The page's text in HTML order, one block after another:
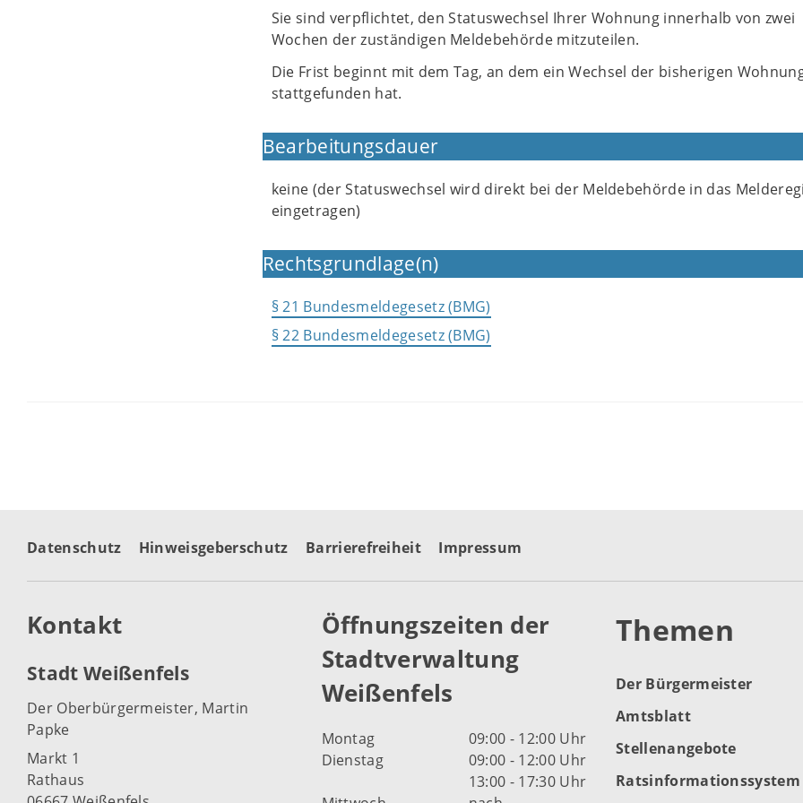
Sie sind verpflichtet, den Statuswechsel Ihrer Wohnung innerhalb von zwei
Wochen der zuständigen Meldebehörde mitzuteilen.
Die Frist beginnt mit dem Tag, an dem ein Wechsel der bisherigen
stattgefunden hat.
Bearbeitungsdauer
keine (der Statuswechsel wird direkt bei der Meldebehörde in das
eingetragen)
Rechtsgrundlage(n)
§ 21 Bundesmeldegesetz (BMG)
§ 22 Bundesmeldegesetz (BMG)
Datenschutz Hinweisgeberschutz Barrierefreiheit Impressum
Kontakt
Stadt Weißenfels
Der Oberbürgermeister, Martin
Papke
Markt 1
Rathaus
Öffnungszeiten der
Stadtverwaltung
Weißenfels
Montag
09:00 - 12:00 Uhr
Dienstag
09:00 - 12:00 Uhr
13:00 - 17:30 Uhr
Themen
Der Bürgermeister
Amtsblatt
Stellenangebote
Ratsinformationssystem